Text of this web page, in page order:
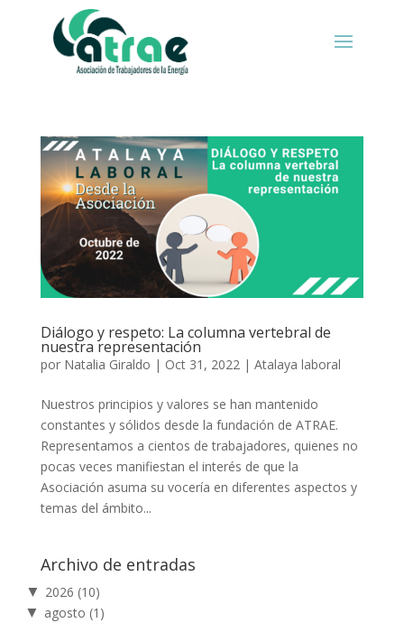
Diálogo y respeto: La columna vertebral de
nuestra representación
por Natalia Giraldo | Oct 31, 2022| Atalaya laboral
Nuestros principios y valores se han mantenido
constantes y sólidos desde la fundación de ATRAE.
Representamos a cientos de trabajadores, quienes no
pocas veces manifiestan el interés de que la
Asociación asuma su vocería en diferentes aspectos y
temas del ámbito...
Archivo de entradas
▼ 2026 (10)
▼ agosto (1)